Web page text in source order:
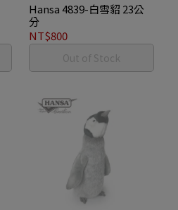
Hansa 4839-白雪貂 23公
分
NT$800
Out of Stock